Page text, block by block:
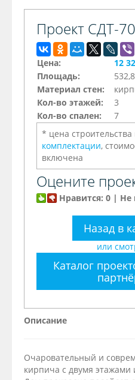
Проект СДТ-
Цена:
12
Площадь:
Материал стен:
Кол-во этажей:
3
Кол-во спален:
7
* цена строительства
комплектации,
включена
Оцените
Нравится: 0 | Не
Назад в
или
Каталог
Описание
Очаровательный и
кирпича с двумя